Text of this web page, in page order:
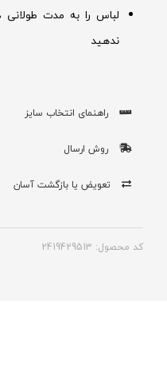
لباس را به مدت
ندهید
راهنمای انتخاب سایز
روش ارسال
تعویض یا بازگشت آسان
کد محصول: 2419429513